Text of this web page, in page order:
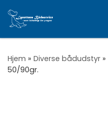
Vis hele indholdet
Hjem » Diverse bådudstyr »
50/90gr.